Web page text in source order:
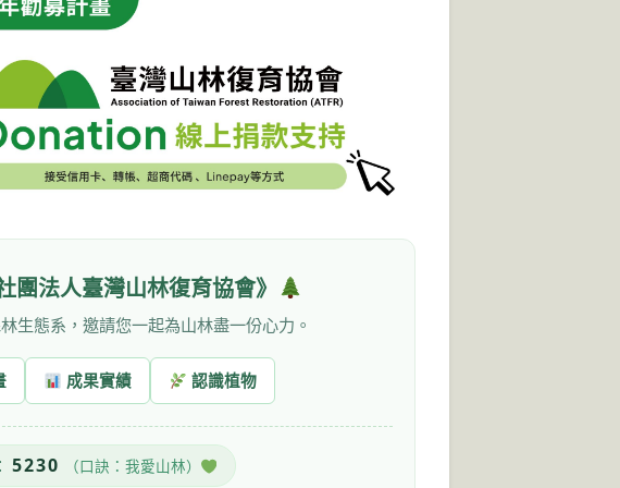
法人臺灣山林復育協會》
生態系，邀請您一起為山林盡一份心力。
成果實績 認識植物
5230 （口訣：我愛山林）